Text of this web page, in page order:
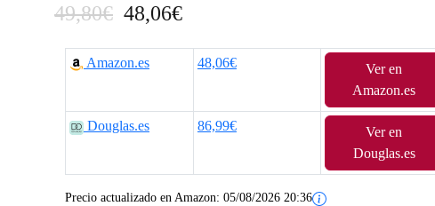
49,80€ E
l
r
c
48,06€E
l
r
c
Amazon.es 48,06€
Ver en
Amazon.es
Douglas.es 86,99€
Ver en
Douglas.es
Precio actualizado en Amazon: 05/08/2026 20:36